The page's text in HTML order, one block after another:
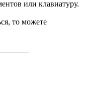
или клавиатуру.
то можете